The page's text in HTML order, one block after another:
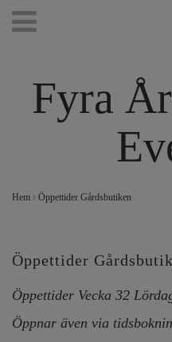
Fyra
Hem Öppettider Gårdsbutiken
Öppettider
Öppettider Vecka 32
Öppnar även via